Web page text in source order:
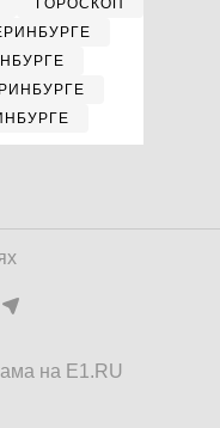
ГОРОСКОП
на E1.RU